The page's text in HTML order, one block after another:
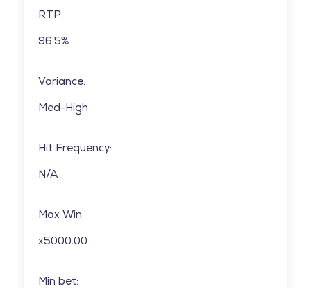
RTP:
96.5%
Variance:
Med-High
Hit Frequency:
N/A
Max Win:
x5000.00
Min bet: